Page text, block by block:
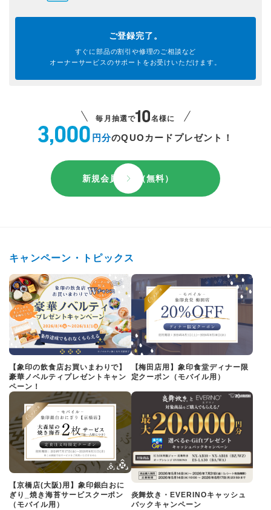
ご登録完了。
すぐに部品の割引や修理のご相談など
オーナーサービスのサポートを お受けいただけます。
毎月抽選で 名様に
円分のQUOカードプレゼント！
新規会員登録（無料）
キャンペーン・トピックス
【象印の飲食店お買いまわりで】
豪華ノベルティプレゼントキャン
ペーン！
【梅田店用】象印食堂ディナー限
定クーポン（モバイル用）
【京橋店(大阪)用】象印銀白おに
ぎり_焼き海苔サービスクーポン
（モバイル用）
炎舞炊き・EVERINOキャッシュ
バックキャンペーン